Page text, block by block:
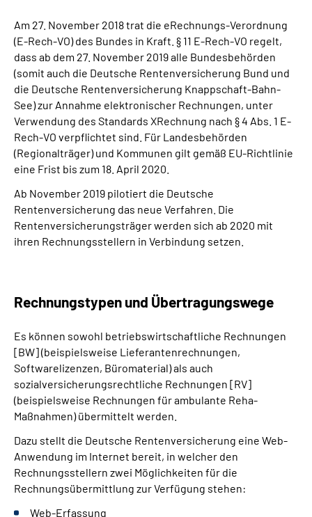
Am 27. November 2018 trat die eRechnungs-Verordnung
(E-Rech-VO) des Bundes in Kraft. § 11 E-Rech-VO regelt,
dass ab dem 27. November 2019 alle Bundesbehörden
(somit auch die Deutsche Rentenversicherung Bund und
die Deutsche Rentenversicherung Knappschaft-Bahn-
See) zur Annahme elektronischer Rechnungen, unter
Verwendung des Standards XRechnung nach § 4 Abs. 1 E-
Rech-VO verpflichtet sind. Für Landesbehörden
(Regionalträger) und Kommunen gilt gemäß EU-Richtlinie
eine Frist bis zum 18. April 2020.
Ab November 2019 pilotiert die Deutsche
Rentenversicherung das neue Verfahren. Die
Rentenversicherungsträger werden sich ab 2020 mit
ihren Rechnungsstellern in Verbindung setzen.
Rechnungstypen und Übertragungswege
Es können sowohl betriebswirtschaftliche Rechnungen
[BW] (beispielsweise Lieferantenrechnungen,
Softwarelizenzen, Büromaterial) als auch
sozialversicherungsrechtliche Rechnungen [RV]
(beispielsweise Rechnungen für ambulante Reha-
Maßnahmen) übermittelt werden.
Dazu stellt die Deutsche Rentenversicherung eine Web-
Anwendung im Internet bereit, in welcher den
Rechnungsstellern zwei Möglichkeiten für die
Rechnungsübermittlung zur Verfügung stehen:
Web-Erfassung